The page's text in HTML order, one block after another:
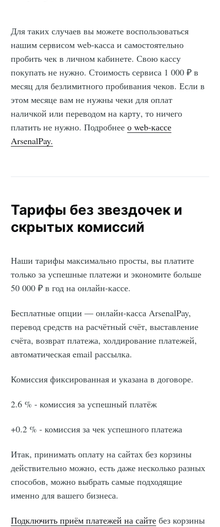
Для таких случаев вы можете воспользоваться
нашим сервисом web-касса и самостоятельно
пробить чек в личном кабинете. Свою кассу
покупать не нужно. Стоимость сервиса 1 000 ₽ в
месяц для безлимитного пробивания чеков. Если в
этом месяце вам не нужны чеки для оплат
наличкой или переводом на карту, то ничего
платить не нужно. Подробнеео web-кассе
ArsenalPay.
Тарифы без звездочек и
скрытых комиссий
Наши тарифы максимально просты, вы платите
только за успешные платежи и экономите больше
50 000 ₽ в год на онлайн-кассе.
Бесплатные опции — онлайн-касса ArsenalPay,
перевод средств на расчётный счёт, выставление
счёта, возврат платежа, холдирование платежей,
автоматическая email рассылка.
Комиссия фиксированная и указана в договоре.
2.6 % - комиссия за успешный платёж
+0.2 % - комиссия за чек успешного платежа
Итак, принимать оплату на сайтах без корзины
действительно можно, есть даже несколько разных
способов, можно выбрать самые подходящие
именно для вашего бизнеса.
Подключить приём платежей на сайте без корзины